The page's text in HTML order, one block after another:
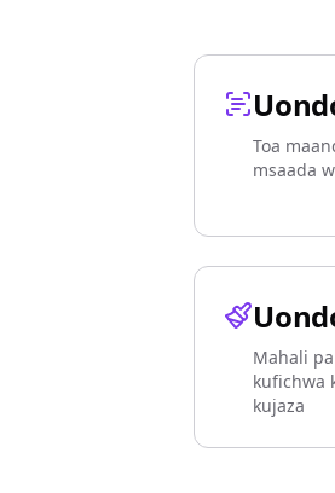
Toa
msaada
Mahali
kufichwa
kujaza